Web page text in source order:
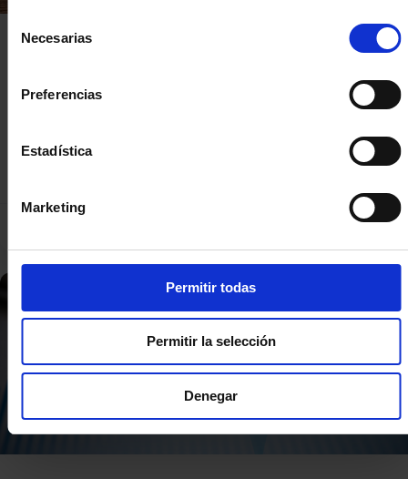
Selección
Necesarias
Preferencias
Estadística
Marketing
Permitir todas
Permitir la selección
Denegar
Cómo medir la felicidad en el trabajo:
Aunque intuimos que empleados más felices conducen a
profesionales más productivos y mejores resultados,
y herramientas efectivas para medir la felicidad en el
trabajo.Además, conocerás casos de éxito de empresas